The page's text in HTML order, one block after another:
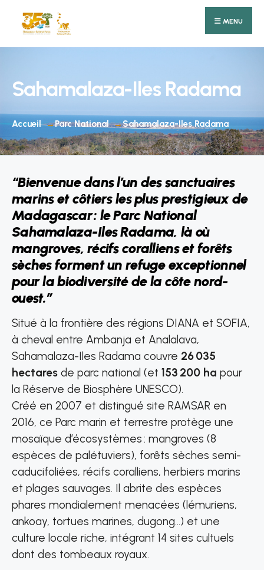
Skip
content
MENU
Sahamalaza-Iles Radama
Accueil Parc National Sahamalaza-Iles Radama
“Bienvenue dans l’un des sanctuaires
marins et côtiers les plus prestigieux de
Madagascar : le Parc National
Sahamalaza-Iles Radama, là où
mangroves, récifs coralliens et forêts
sèches forment un refuge exceptionnel
pour la biodiversité de la côte nord-
ouest.”
Situé à la frontière des régions DIANA et SOFIA,
à cheval entre Ambanja et Analalava,
Sahamalaza-Iles Radama couvre 26 035
hectares de parc national (et 153 200 ha pour
la Réserve de Biosphère UNESCO).
Créé en 2007 et distingué site RAMSAR en
2016, ce Parc marin et terrestre protège une
mosaïque d’écosystèmes : mangroves (8
espèces de palétuviers), forêts sèches semi-
caducifoliées, récifs coralliens, herbiers marins
et plages sauvages. Il abrite des espèces
phares mondialement menacées (lémuriens,
ankoay, tortues marines, dugong…) et une
culture locale riche, intégrant 14 sites cultuels
dont des tombeaux royaux.
for: